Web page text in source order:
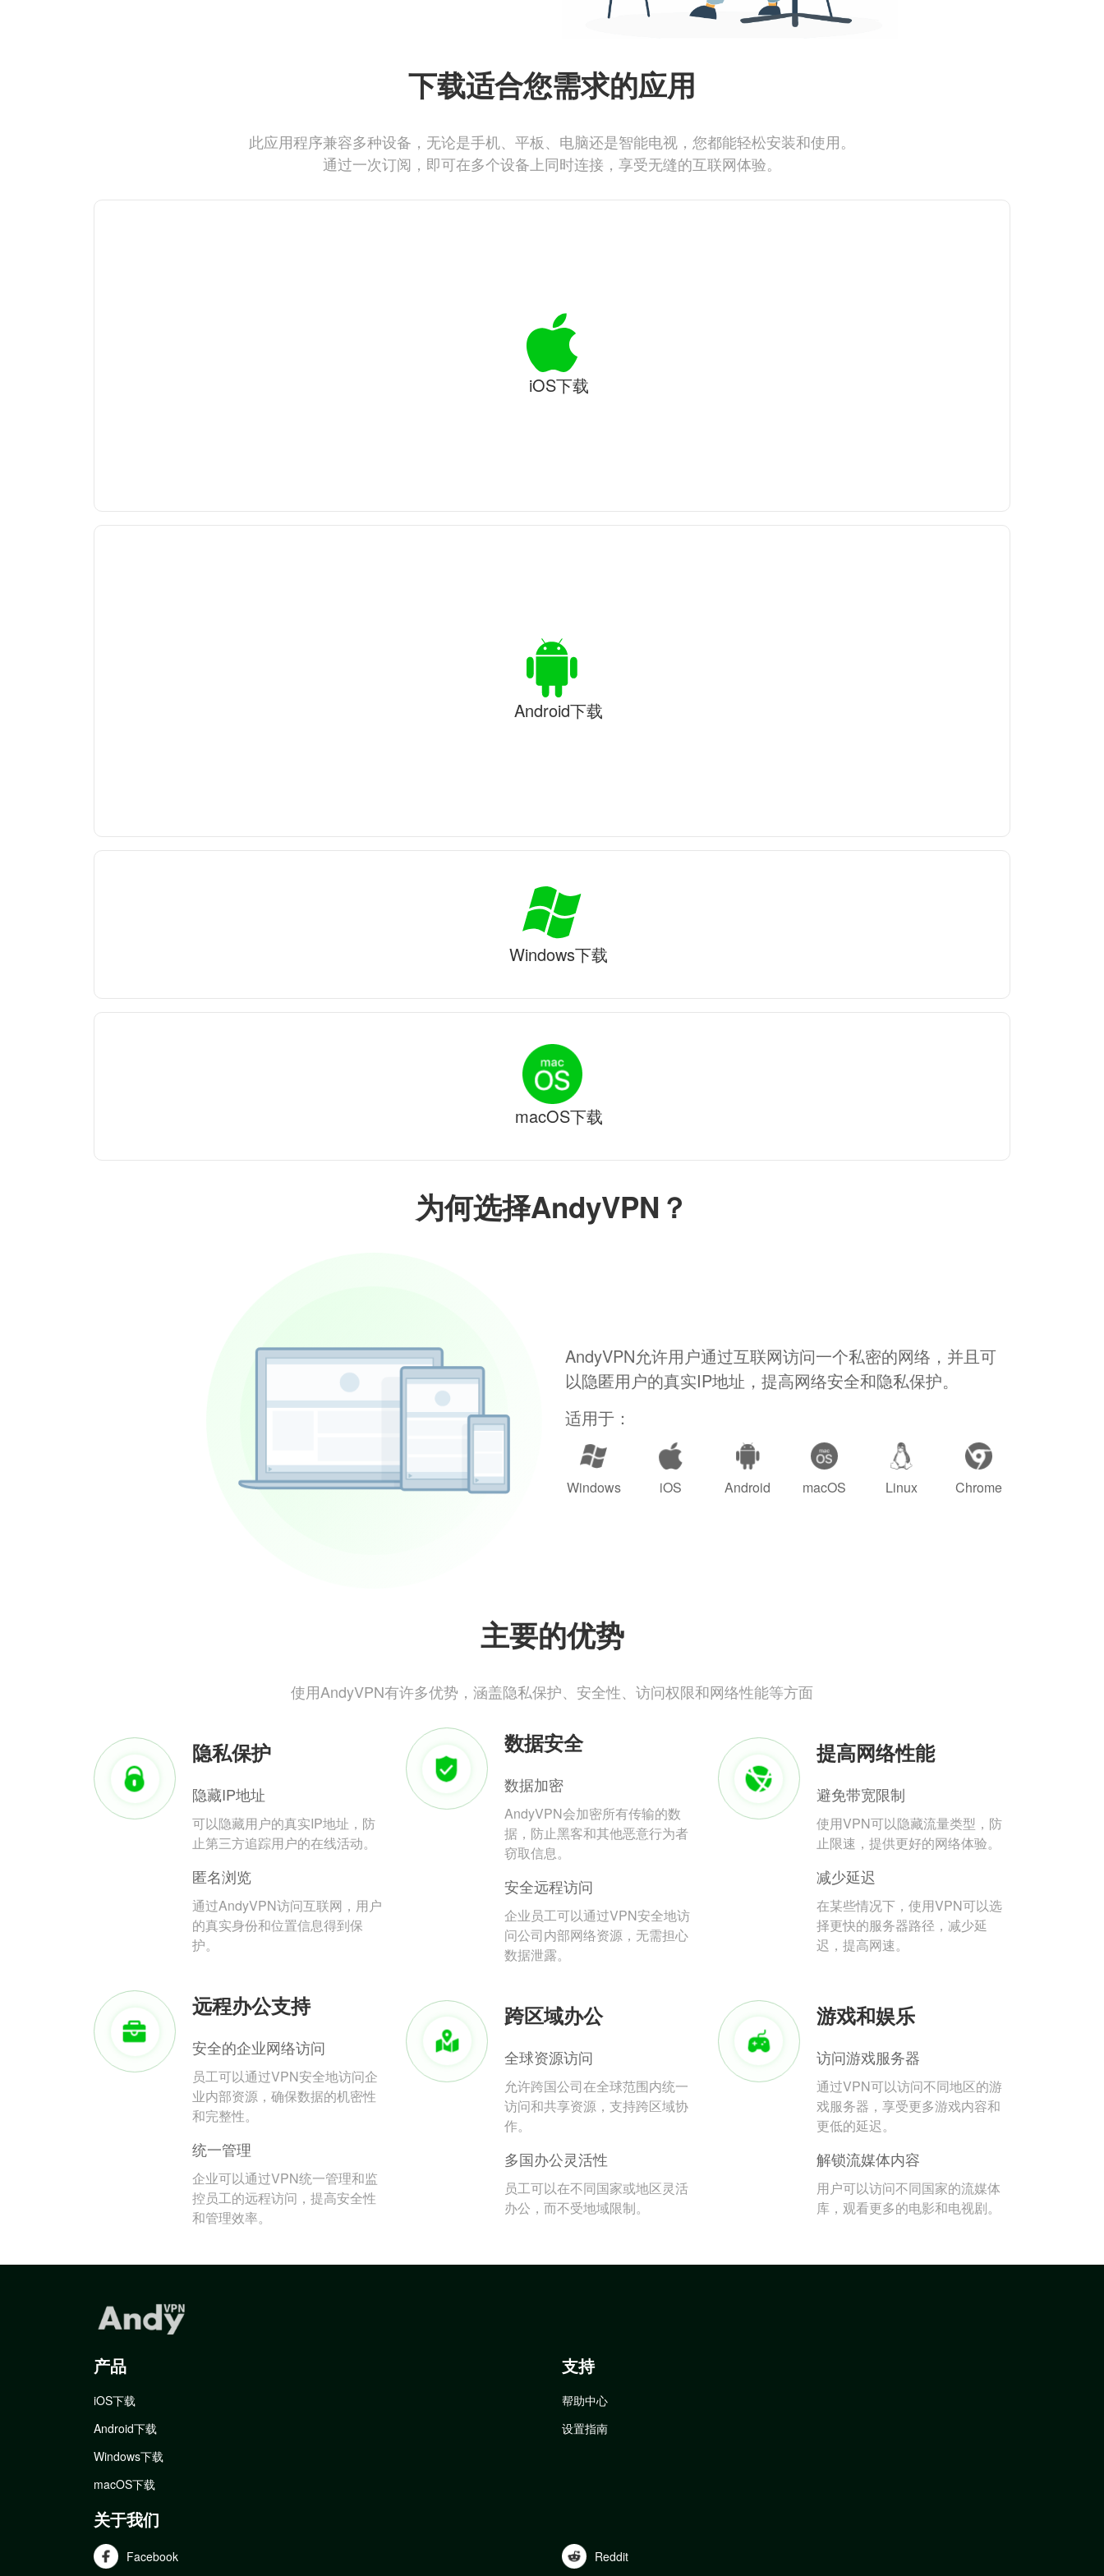
为何选择AndyVPN？
AndyVPN允许用户通过互联网访问一个私密的网络，并且可
以隐匿用户的真实IP地址，提高网络安全和隐私保护。
适用于：
Windows iOS Android macOS Linux Chrome
主要的优势
使用AndyVPN有许多优势，涵盖隐私保护、安全性、访问权限和网络性能等方面
隐私保护
隐藏IP地址
可以隐藏用户的真实IP地址，防
止第三方追踪用户的在线活动。
匿名浏览
通过AndyVPN访问互联网，用户
的真实身份和位置信息得到保
护。
数据安全
数据加密
AndyVPN会加密所有传输的数
据，防止黑客和其他恶意行为者
窃取信息。
安全远程访问
企业员工可以通过VPN安全地访
问公司内部网络资源，无需担心
数据泄露。
提高网络性能
避免带宽限制
使用VPN可以隐藏流量类型，防
止限速，提供更好的网络体验。
减少延迟
在某些情况下，使用VPN可以选
择更快的服务器路径，减少延
迟，提高网速。
远程办公支持
安全的企业网络访问
员工可以通过VPN安全地访问企
业内部资源，确保数据的机密性
和完整性。
统一管理
企业可以通过VPN统一管理和监
控员工的远程访问，提高安全性
和管理效率。
跨区域办公
全球资源访问
允许跨国公司在全球范围内统一
访问和共享资源，支持跨区域协
作。
多国办公灵活性
员工可以在不同国家或地区灵活
办公，而不受地域限制。
游戏和娱乐
访问游戏服务器
通过VPN可以访问不同地区的游
戏服务器，享受更多游戏内容和
更低的延迟。
解锁流媒体内容
用户可以访问不同国家的流媒体
库，观看更多的电影和电视剧。
下载适合您需求的应用
此应用程序兼容多种设备，无论是手机、平板、电脑还是智能电视，您都能轻松安装和使用。
通过一次订阅，即可在多个设备上同时连接，享受无缝的互联网体验。
iOS下载
Android下载
Windows下载
macOS下载
产品
iOS下载
Android下载
Windows下载
macOS下载
支持
帮助中心
设置指南
关于我们
Facebook Reddit